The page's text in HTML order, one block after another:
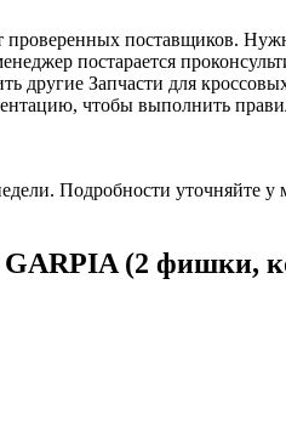
поставщиков.
постарается
другие Запчасти для
чтобы выполнить
Подробности уточняйте у
GARPIA (2 фишки,